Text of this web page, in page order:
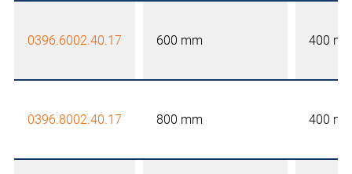
0396.6002.40.17 600 mm 400
0396.8002.40.17 800 mm 400